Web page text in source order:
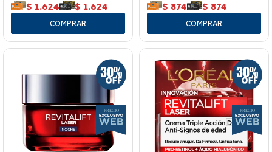
$ 1.624 $ 1.624 $ 874 $ 874